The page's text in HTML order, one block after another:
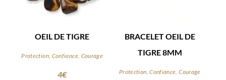
OEIL DE TIGRE
Protection, Confiance, Courage
4€
BRACELET OEIL DE
TIGRE 8MM
Protection, Confiance, Courage